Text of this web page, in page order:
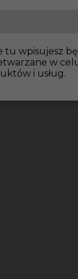
wpisujesz
w
i usług.